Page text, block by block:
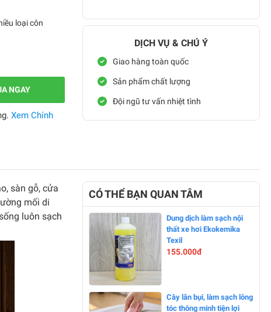
loại côn
NGAY
Xem Chính
DỊCH VỤ & CHÚ Ý
Giao hàng toàn quốc
Sản phẩm chất lượng
Đội ngũ tư vấn nhiệt tình
sàn gỗ, cửa
mối di
luôn sạch
CÓ THỂ BẠN QUAN TÂM
-0%
Dung dịch làm sạch nội
thất xe hơi Ekokemika
Texil
155.000đ
Cây lăn bụi, làm sạch lông
tóc thông minh tiện lợi